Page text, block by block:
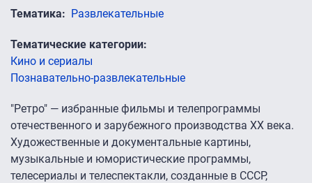
Тематика Развлекательные
Тематические категории
Кино и сериалы
Познавательно-развлекательные
"Ретро" — избранные фильмы и телепрограммы
отечественного и зарубежного производства XX века.
Художественные и документальные картины,
музыкальные и юмористические программы,
телесериалы и телеспектакли, созданные в СССР,